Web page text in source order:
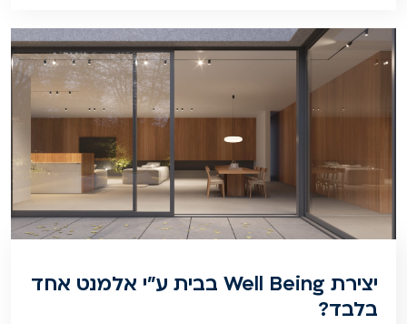
יצירת Well Being בבית ע"י אלמנט אחד
בלבד?